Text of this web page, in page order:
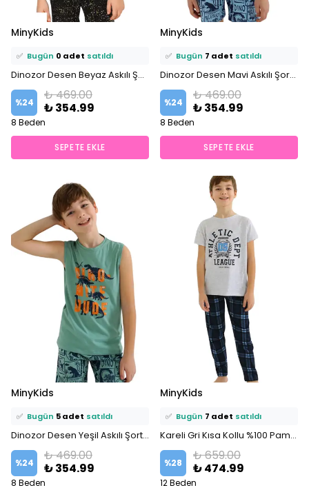
MinyKids
Bu ürünü11 kişi favoriledi!
🛒 4 kişisepetine ekledi!
✅ Bugün 0 adet satıldı
Dinozor Desen Beyaz Askılı Şortlu %100 Pamuklu Erkek Çocuk Pijama Takım
%24
₺ 469.00
₺ 354.99
8 Beden
SEPETE EKLE
MinyKids
Bu ürünü15 kişifavoriledi!
🛒 8 kişisepetine ekledi!
✅ Bugün 7 adet satıldı
Dinozor Desen Mavi Askılı Şortlu %100 Pamuklu Erkek Çocuk Pijama Takım
%24
₺ 469.00
₺ 354.99
8 Beden
SEPETE EKLE
MinyKids
Bu ürünü16 kişifavoriledi!
🛒 9 kişisepetine ekledi!
✅ Bugün 5 adet satıldı
Dinozor Desen Yeşil Askılı Şortlu %100 Pamuklu Erkek Çocuk Pijama Takım
%24
₺ 469.00
₺ 354.99
8 Beden
MinyKids
14 kişi
favoriledi!
🛒 12 kişisepetine ekledi!
✅ Bugün 7 adet satıldı
Kareli Gri Kısa Kollu %100 Pamuklu Erkek Çocuk Pijama Takım
%28
₺ 659.00
₺ 474.99
12 Beden